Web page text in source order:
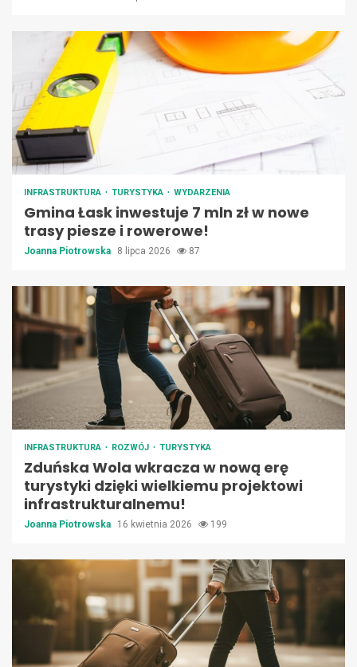
INFRASTRUKTURA TURYSTYKA WYDARZENIA
Gmina Łask inwestuje 7 mln zł w nowe
trasy piesze i rowerowe!
Joanna Piotrowska 8 lipca 2026 87
INFRASTRUKTURA ROZWÓJ TURYSTYKA
Zduńska Wola wkracza w nową erę
turystyki dzięki wielkiemu projektowi
infrastrukturalnemu!
Joanna Piotrowska 16 kwietnia 2026 199